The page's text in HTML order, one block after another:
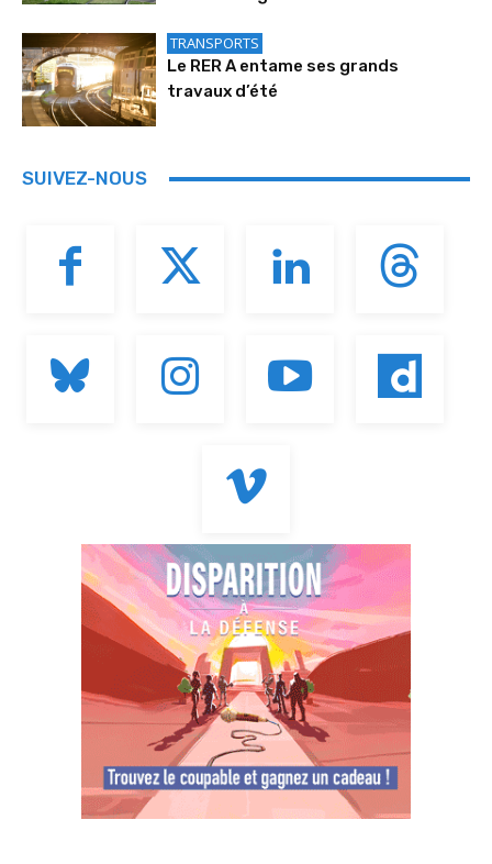
TRANSPORTS
Le RER A entame ses grands
travaux d’été
SUIVEZ-NOUS